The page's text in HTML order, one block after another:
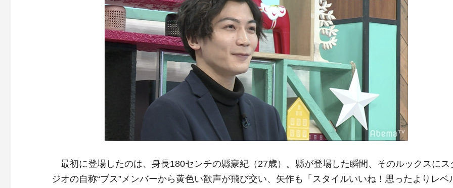
最初に登場したのは、身長180センチの縣豪紀（27歳）。縣が登場した瞬間、そのルックスにス
ジオの自称“ブス”メンバーから黄色い歓声が飛び交い、矢作も「スタイルいいね！思ったよりレベ